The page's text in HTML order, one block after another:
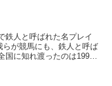
鉄人と呼ばれた名プレイ
が競馬にも、鉄人と呼ば